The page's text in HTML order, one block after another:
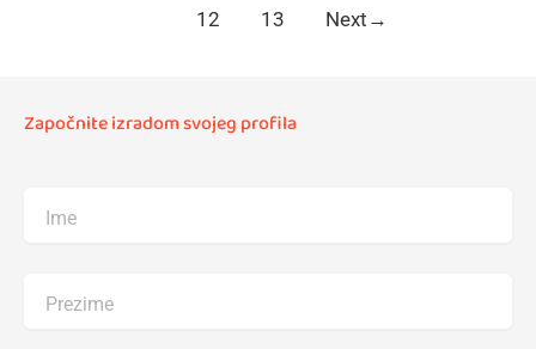
12 13 Next →
Započnite izradom svojeg profila
Ime
Prezime